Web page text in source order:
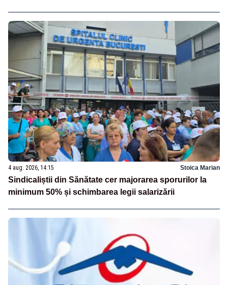
4 aug. 2026, 14:15 Stoica Marian
Sindicaliștii din Sănătate cer majorarea sporurilor la
minimum 50% și schimbarea legii salarizării